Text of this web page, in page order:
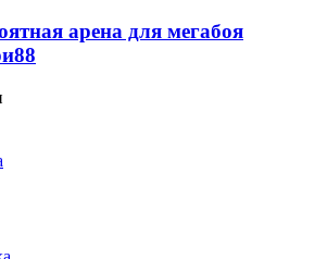
арена для мегабоя
88